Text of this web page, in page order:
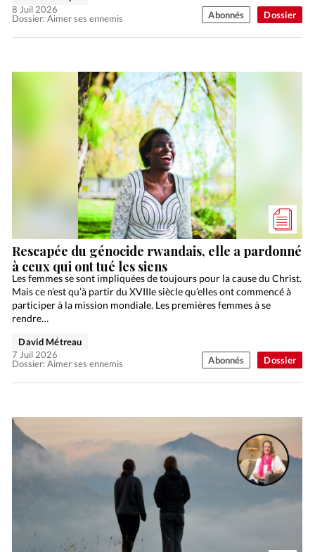
Dossier
Dossier: Aimer ses ennemis
8 Juil 2026
Abonnés
Dossier
Rescapée du génocide rwandais, elle a pardonné
à ceux qui ont tué les siens
Les femmes se sont impliquées de toujours pour la cause du Christ.
Mais ce n’est qu’à partir du XVIIIe siècle qu’elles ont commencé à
participer à la mission mondiale. Les premières femmes à se
rendre…
Dossier: Aimer ses ennemis
David Métreau
7 Juil 2026
Abonnés